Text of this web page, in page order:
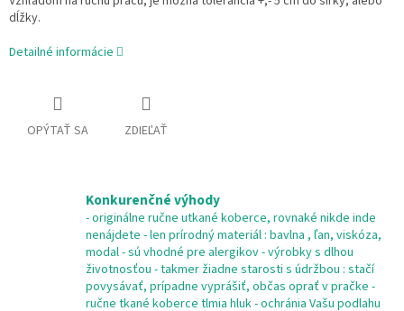
dĺžky.
Detailné informácie
OPÝTAŤ SA ZDIEĽAŤ
Konkurenčné výhody
- originálne ručne utkané koberce, rovnaké nikde inde
nenájdete - len prírodný materiál : bavlna , ľan, viskóza,
modal - sú vhodné pre alergikov - výrobky s dlhou
životnosťou - takmer žiadne starosti s údržbou : stačí
povysávať, prípadne vyprášiť, občas oprať v pračke -
ručne tkané koberce tlmia hluk - ochránia Vašu podlahu